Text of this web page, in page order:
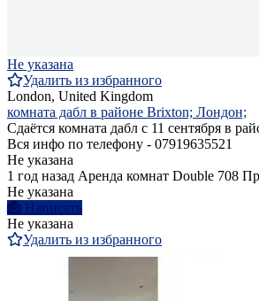
Не указана
Удалить из избранного
London, United Kingdom
комната дабл в районе Brixton; Лондон;
Сдаётся комната дабл с 11 сентября в
Вся инфо по телефону - 07919635521
Не указана
1 год назад Аренда комнат Double 708
Не указана
Написать
Не указана
Удалить из избранного